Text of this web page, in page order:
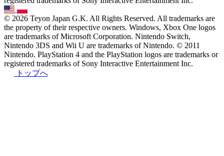
© 2026 Teyon Japan G.K. All Rights Reserved. All trademarks are
the property of their respective owners. Windows, Xbox One logos
are trademarks of Microsoft Corporation. Nintendo Switch,
Nintendo 3DS and Wii U are trademarks of Nintendo. © 2011
Nintendo. PlayStation 4 and the PlayStation logos are trademarks or
registered trademarks of Sony Interactive Entertainment Inc.
トップへ